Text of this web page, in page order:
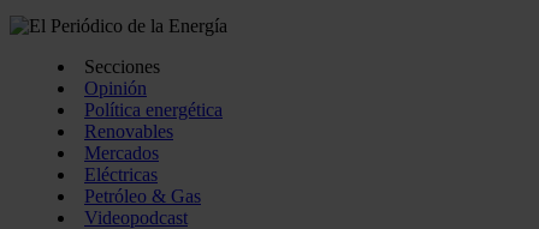
Secciones
Opinión
Política energética
Renovables
Mercados
Eléctricas
Petróleo & Gas
Videopodcast